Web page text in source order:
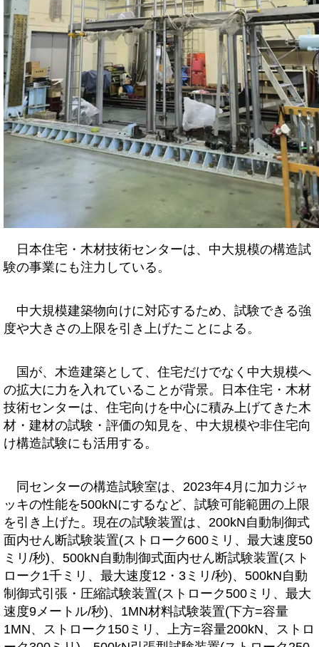
日本住宅・木材技術センターは、中大規模の構造試
験の事業にも注力している。
中大規模建築物向けに対応するため、試験できる強
度や大きさの上限を引き上げたことによる。
国が、木造建築として、住宅だけでなく中大規模へ
の拡大に力を入れていることが背景。日本住宅・木材
技術センターは、住宅向けを中心に積み上げてきた木
材・建材の試験・評価の知見を、中大規模や非住宅向
け構造試験にも活用する。
同センターの構造試験室は、2023年4月に加力ジャ
ッキの性能を500kNにするなど、試験可能範囲の上限
を引き上げた。現在の試験装置は、200kN自動制御式
面内せん断試験装置(ストローク600ミリ、最大速度50
ミリ/秒)、500kN自動制御式面内せん断試験装置(スト
ローク1千ミリ、最大速度12・3ミリ/秒)、500kN自動
制御式引張・圧縮試験装置(ストローク500ミリ、最大
速度9メートル/秒)、1MN材料試験装置(下方=容量
1MN、ストローク150ミリ、上方=容量200kN、ストロ